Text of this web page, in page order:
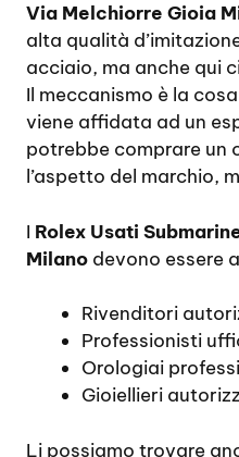
Via Melchiorre Gioia
alta qualità
acciaio, ma anche qui
Il meccanismo è la
viene affidata ad un
potrebbe comprare un
l’aspetto del marchio,
I Rolex Usati
Milano devono essere
Rivenditori
Professionisti
Orologiai
Gioiellieri
Li possiamo trovare